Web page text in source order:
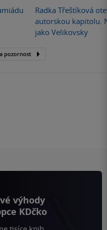
Radka Třeštíková
autorskou kapitolu.
jako Velikovsky
pozornost
výhody
KDčko